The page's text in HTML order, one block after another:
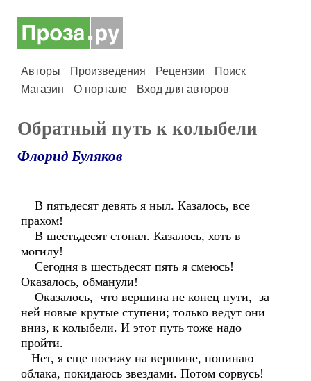
Авторы Произведения Рецензии
Поиск
Магазин
О портале Вход для авторов
Обратный путь к колыбели
Флорид Буляков
В пятьдесят девять я ныл. Казалось, все
прахом!
В шестьдесят стонал. Казалось, хоть в
могилу!
Сегодня в шестьдесят пять я смеюсь!
Оказалось, обманули!
Оказалось, что вершина не конец пути, за
ней новые крутые ступени; только ведут они
вниз, к колыбели. И этот путь тоже надо
пройти.
Нет, я еще посижу на вершине, попинаю
облака, покидаюсь звездами. Потом сорвусь!